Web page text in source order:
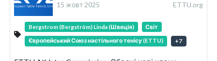
15 жовт 2025 ETTU.org
Bergstrom (Bergström) Linda (Швеція)
Світ
Європейський Союз настільного тенісу (ETTU)
+7